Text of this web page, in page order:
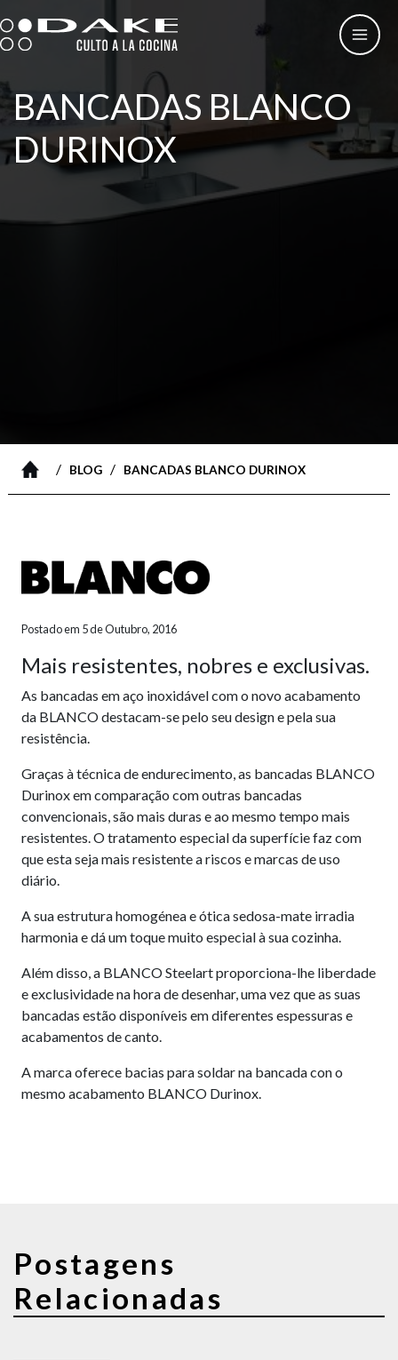
to
content
BANCADAS BLANCO
DURINOX
/ BLOG/ BANCADAS BLANCO DURINOX
Postado em 5 de Outubro, 2016
Mais resistentes, nobres e exclusivas.
As bancadas em aço inoxidável com o novo acabamento
da BLANCO destacam-se pelo seu design e pela sua
resistência.
Graças à técnica de endurecimento, as bancadas BLANCO
Durinox em comparação com outras bancadas
convencionais, são mais duras e ao mesmo tempo mais
resistentes. O tratamento especial da superfície faz com
que esta seja mais resistente a riscos e marcas de uso
diário.
A sua estrutura homogénea e ótica sedosa-mate irradia
harmonia e dá um toque muito especial à sua cozinha.
Além disso, a BLANCO Steelart proporciona-lhe liberdade
e exclusividade na hora de desenhar, uma vez que as suas
bancadas estão disponíveis em diferentes espessuras e
acabamentos de canto.
A marca oferece bacias para soldar na bancada con o
mesmo acabamento BLANCO Durinox.
Postagens
Relacionadas